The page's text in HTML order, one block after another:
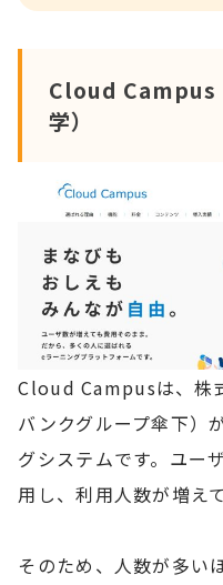
Cloud Campus
学）
Cloud Campusは、株
バンクグループ傘下）
グシステムです。ユー
用し、利用人数が増え
そのため、人数が多い